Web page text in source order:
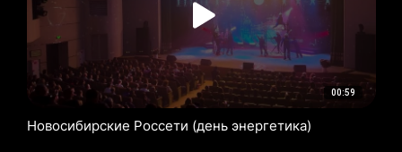
00:59
Новосибирские Россети (день энергетика)